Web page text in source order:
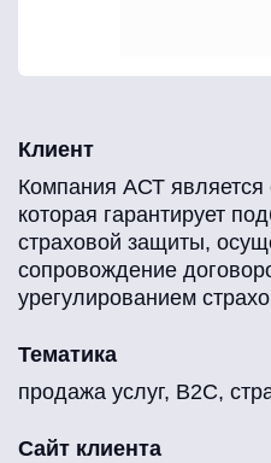
Клиент
Компания АСТ
которая гарантирует
страховой защиты,
сопровождение
урегулированием
Тематика
продажа услуг, B2C,
Сайт клиента